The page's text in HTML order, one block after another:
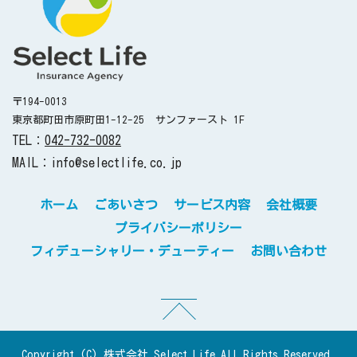
〒194-0013
東京都町田市原町田1-12-25 サンファースト 1F
TEL： 042-732-0082
MAIL：info@selectlife.co.jp
ホーム ごあいさつ サービス内容
会社概要
プライバシーポリシー
フィデューシャリー・デューティー
お問い合わせ
Copyright (C) 株式会社 Select Life All Rights Reserved.